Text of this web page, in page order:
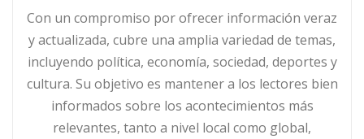
Con un compromiso por ofrecer información veraz
y actualizada, cubre una amplia variedad de temas,
incluyendo política, economía, sociedad, deportes y
cultura. Su objetivo es mantener a los lectores bien
informados sobre los acontecimientos más
relevantes, tanto a nivel local como global,